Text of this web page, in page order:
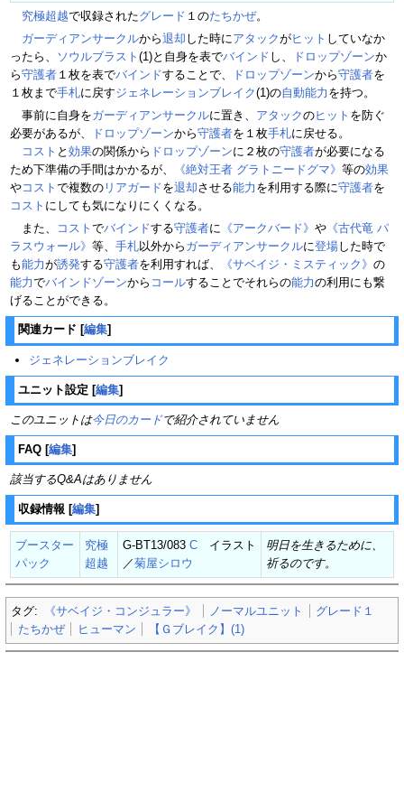
究極超越で収録されたグレード １のたちかぜ。
ガーディアンサークルから退却 した時にアタックがヒット していなか
ったら、
ソウルブラスト (1)と自身を表でバインド し、 ドロップゾーンか
ら守護者 １枚を表でバインドすることで、 ドロップゾーンから守護者を
１枚まで手札に戻すジェネレーションブレイク(1)の自動能力 を持つ。
事前に自身をガーディアンサークルに置き、 アタックのヒット を防ぐ
必要があるが、
ドロップゾーンから守護者を１枚手札に戻せる。
コスト と 効果の関係から ドロップゾーンに２枚の守護者が必要になる
ため下準備の手間はかかるが、
《絶対王者 グラトニードグマ》 等の効果
やコスト で複数の リアガードを退却させる能力 を利用する際に守護者を
コスト にしても気になりにくくなる。
また、
コスト でバインドする守護者に 《アークバード》 や 《古代竜 パ
ラスウォール》 等、 手札以外から ガーディアンサークルに登場した時で
も能力が誘発する守護者を利用すれば、 《サベイジ・ミスティック》 の
能力でバインドゾーンから コールすることでそれらの能力の利用にも繋
げることができる。
関連カード [編集]
ジェネレーションブレイク
ユニット設定 [編集]
このユニットは今日のカードで紹介されていません
FAQ [編集]
該当するQ&Aはありません
収録情報 [編集]
ブースター
パック
究極
超越
G-BT13/083 C イラスト
／菊屋シロウ
明日を生きるために、
祈るのです。
タグ: 《サベイジ・コンジュラー》 ノーマルユニット
グレード１
たちかぜ
ヒューマン 【Ｇブレイク】(1)